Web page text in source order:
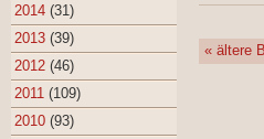
2014 (31)
2013 (39)
2012 (46)
2011 (109)
2010 (93)
« ältere